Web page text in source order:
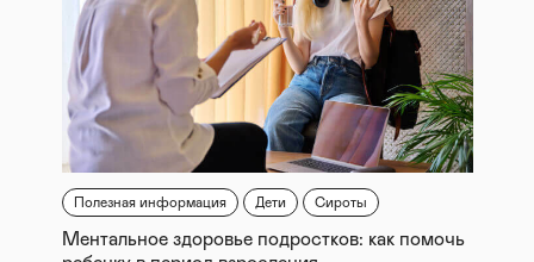
Полезная информация Дети Сироты
Ментальное здоровье подростков: как помочь